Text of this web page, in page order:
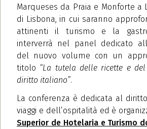
Marqueses da Praia e Monforte a
di Lisbona, in cui saranno
attinenti il turismo e la
interverrà nel panel dedicato
del nuovo volume con un
titolo “La tutela delle ricette e
diritto italiano”.
La conferenza è dedicata al
viaggi e dell’ospitalità ed è
Superior de Hotelaria e Turismo